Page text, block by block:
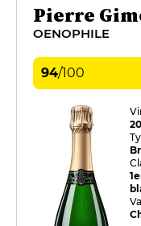
Pierre
OENOPHILE
94/100